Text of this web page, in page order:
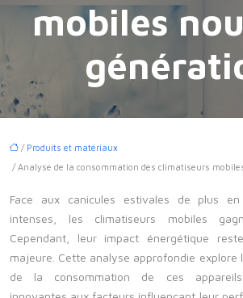
mobiles
/ Produits et matériaux
/ Analyse de la consommation des climatiseurs
Face aux canicules estivales de plus
intenses, les climatiseurs mobiles
Cependant, leur impact énergétique
majeure. Cette analyse approfondie explore
de la consommation de ces